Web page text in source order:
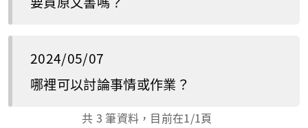
2024/05/07
哪裡可以討論事情或作業？
共 3 筆資料，目前在1/1頁